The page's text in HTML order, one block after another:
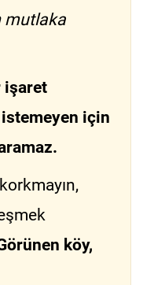
mutlaka
işaret
için
köy,